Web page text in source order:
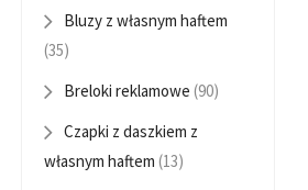
Bluzy z własnym haftem
(35)
Breloki reklamowe (90)
Czapki z daszkiem z
własnym haftem (13)